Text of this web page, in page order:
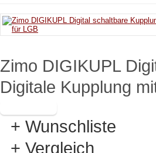
Zimo DIGIKUPL
Digitale Kupplung
+ Wunschliste
+ Vergleich